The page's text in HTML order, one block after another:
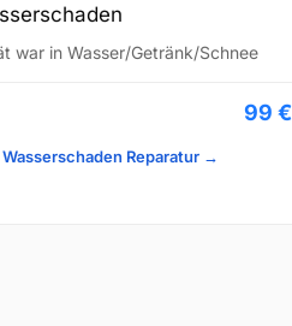
war in Wasser/Getränk/Schnee
99 €
Wasserschaden Reparatur →